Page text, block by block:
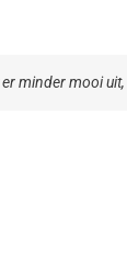
minder mooi